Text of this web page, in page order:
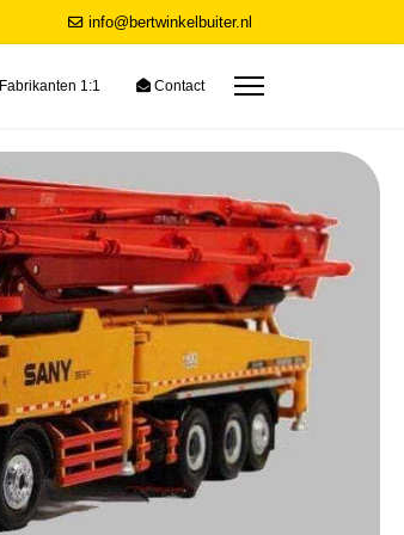
info@bertwinkelbuiter.nl
Fabrikanten 1:1 Contact